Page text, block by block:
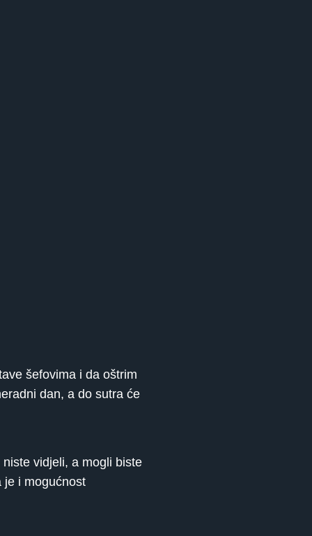
šefovima i da oštrim
dan, a do sutra će
vidjeli, a mogli biste
je i mogućnost